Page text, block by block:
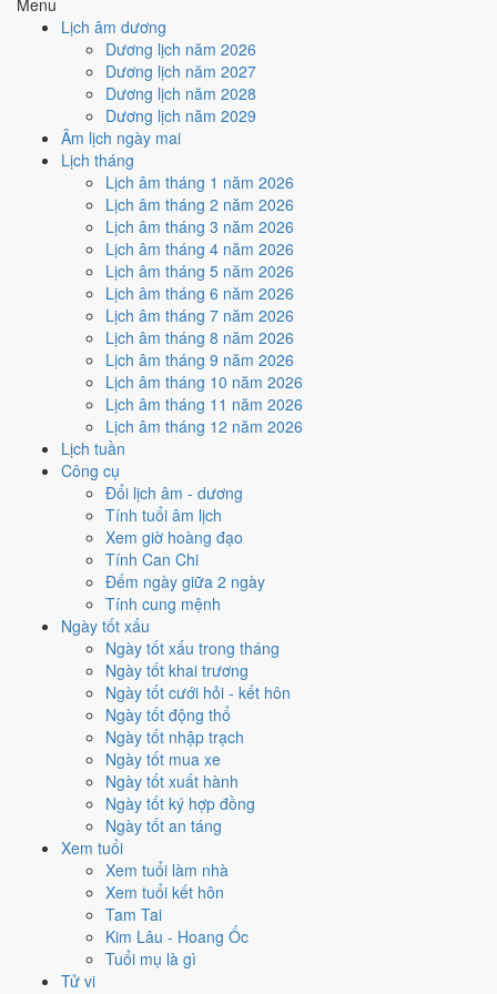
Lịch âm dương
Dương lịch năm 2026
Dương lịch năm 2027
Dương lịch năm 2028
Dương lịch năm 2029
Âm lịch ngày mai
Lịch tháng
Lịch âm tháng 1 năm 2026
Lịch âm tháng 2 năm 2026
Lịch âm tháng 3 năm 2026
Lịch âm tháng 4 năm 2026
Lịch âm tháng 5 năm 2026
Lịch âm tháng 6 năm 2026
Lịch âm tháng 7 năm 2026
Lịch âm tháng 8 năm 2026
Lịch âm tháng 9 năm 2026
Lịch âm tháng 10 năm 2026
Lịch âm tháng 11 năm 2026
Lịch âm tháng 12 năm 2026
Lịch tuần
Công cụ
Đổi lịch âm - dương
Tính tuổi âm lịch
Xem giờ hoàng đạo
Tính Can Chi
Đếm ngày giữa 2 ngày
Tính cung mệnh
Ngày tốt xấu
Ngày tốt xấu trong tháng
Ngày tốt khai trương
Ngày tốt cưới hỏi - kết hôn
Ngày tốt động thổ
Ngày tốt nhập trạch
Ngày tốt mua xe
Ngày tốt xuất hành
Ngày tốt ký hợp đồng
Ngày tốt an táng
Xem tuổi
Xem tuổi làm nhà
Xem tuổi kết hôn
Tam Tai
Kim Lâu - Hoang Ốc
Tuổi mụ là gì
Tử vi
điểm.
Cách tính ngày tốt
Động thổ - khởi công
Trung bình
Động thổ - khởi công hôm nay ở
hợp
Ngày Hoàng Đạo, nhưng Sao Cang kéo giảm điểm.
Cách tính ngày tốt
Nhập trạch - vào nhà mới
Rất tốt
Nhập trạch - vào nhà mới hôm nay ở
Trực Định và Ngày Hoàng Đạo
giảm điểm.
Cách tính ngày tốt
Mua xe - tậu xe
Tốt
Mua xe - tậu xe hôm nay ởmức tốt (6/10)
Hoàng Đạo.
Cách tính ngày tốt
✈️
Xuất hành - đi xa
5 /10Trung bình
Xuất hành - đi xa hôm nay ở
Ngày Hoàng Đạo , nhưng Sao Cang kéo giảm điểm.
Cách tính ngày tốt
Tìm hiểu cách chấm:Trực Định nghĩa là gì
phân biệt Hoàng Đạo - Hắc Đạo
Điểm số tổng hợp từ Trực, Sao 28 Tú và Hoàng Đạo - Hắc Đạo.
sánh cả tháng
Nếu ngày 20/3/1992 không hợp
việc của bạn thì sao?
Ngày 20/3 tốt tổng thể nhưng không phải việc nào cũng thuận. Hai
việc bị chấm thấp nhất hôm nay làcắt tóc (4/10) và chữa bệnh
(tham khảo) (4/10). Có2 cách hạ rủi ro
Không cần dời ngày vì 30 ngày quanh 20/3/1992 không có ngày nào
điểm cao hơn 6.4/10của hôm nay. Việc
nên có thể đẩy sớm ngay trong ngày.
Coi việc vào giờ Hoàng Đạo trong chính ngày này.
Tỵ (09h-11h)